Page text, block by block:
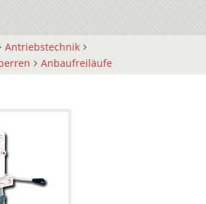
Antriebstechnik
Anbaufreiläufe